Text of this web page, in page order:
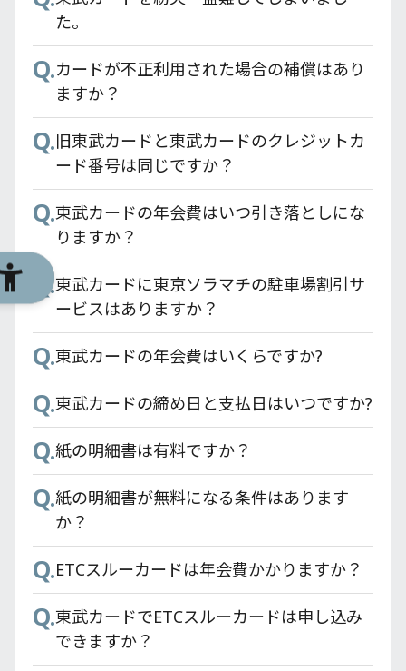
Q. 東武カードアプリとTOBU POINTアプリの
違いについて教えてください。
Q. 利用明細はいつ更新されますか？
Q.機種変更時に必要な対応はありますか？
Q.タブレットでも使用できますか？
Q. 複数台で利用は可能ですか？
Q.スマートフォンを紛失した・盗難に遭った
場合の対応を教えてください。
Q. 東武カードアプリで登録できないです。
た。
Q.カードが不正利用された場合の補償はあり
ますか？
Q.旧東武カードと東武カードのクレジットカ
ード番号は同じですか？
Q.東武カードの年会費はいつ引き落としにな
りますか？
Q.東武カードに東京ソラマチの駐車場割引サ
ービスはありますか？
Q.東武カードの年会費はいくらですか?
Q.東武カードの締め日と支払日はいつですか?
Q.紙の明細書は有料ですか？
Q.紙の明細書が無料になる条件はあります
か？
Q.ETCスルーカードは年会費かかりますか？
Q.東武カードでETCスルーカードは申し込み
できますか？